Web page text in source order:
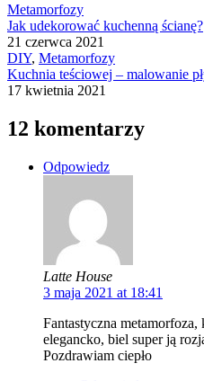
Metamorfozy
Jak udekorować kuchenną ścianę?
21 czerwca 2021
DIY, Metamorfozy
Kuchnia teściowej – malowanie
17 kwietnia 2021
12 komentarzy
Odpowiedz
Latte House
3 maja 2021 at 18:41
Fantastyczna
elegancko, biel super ją
Pozdrawiam ciepło